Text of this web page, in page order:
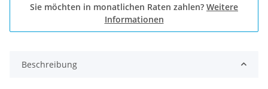
Sie möchten in monatlichen Raten zahlen? Weitere
Informationen
Beschreibung